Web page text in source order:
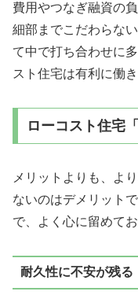
費用やつなぎ融資の
細部までこだわらな
て中で打ち合わせに
スト住宅は有利に働き
ローコスト住宅
メリットよりも、よ
ないのはデメリット
で、よく心に留めてお
耐久性に不安が残る